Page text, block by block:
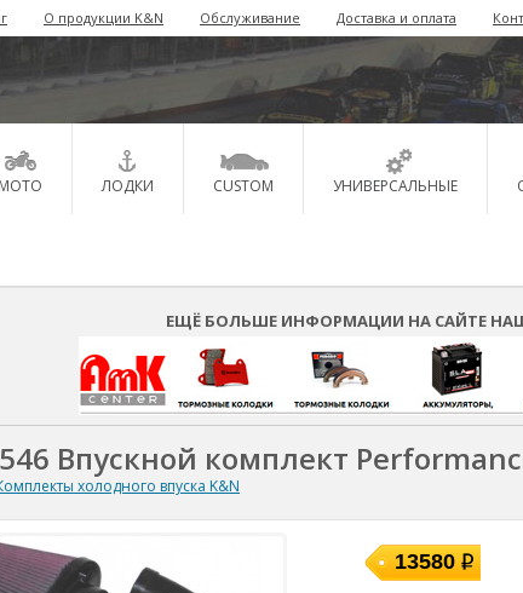
О продукции K&N Обслуживание Доставка и оплата
МОТО ЛОДКИ CUSTOM УНИВЕРСАЛЬНЫЕ
ЕЩЁ БОЛЬШЕ ИНФОРМАЦИИ НА САЙТЕ
Впускной комплект
холодного впуска K&N
13580